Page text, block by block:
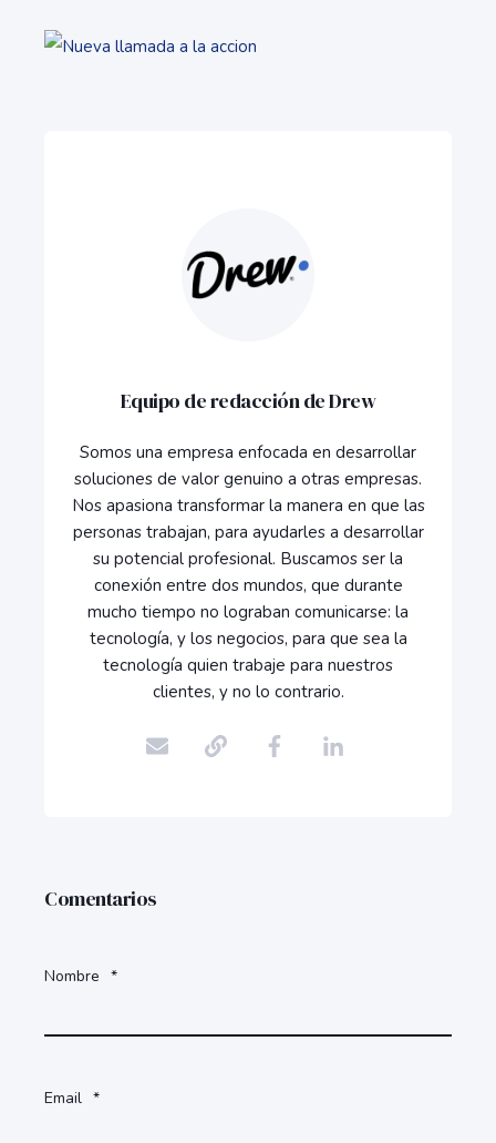
Equipo de redacción de Drew
Somos una empresa enfocada en desarrollar
soluciones de valor genuino a otras empresas.
Nos apasiona transformar la manera en que las
personas trabajan, para ayudarles a desarrollar
su potencial profesional. Buscamos ser la
conexión entre dos mundos, que durante
mucho tiempo no lograban comunicarse: la
tecnología, y los negocios, para que sea la
tecnología quien trabaje para nuestros
clientes, y no lo contrario.
Comentarios
Nombre *
Email *